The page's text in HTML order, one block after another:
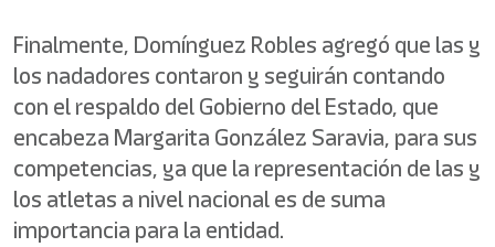
Finalmente, Domínguez Robles agregó que las y
los nadadores contaron y seguirán contando
con el respaldo del Gobierno del Estado, que
encabeza Margarita González Saravia, para sus
competencias, ya que la representación de las y
los atletas a nivel nacional es de suma
importancia para la entidad.